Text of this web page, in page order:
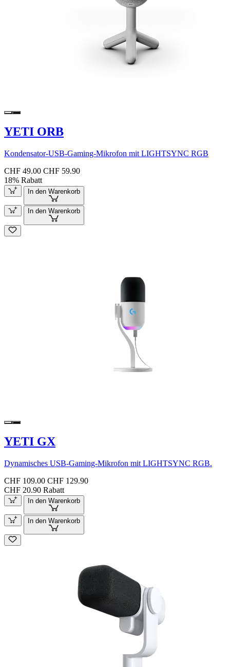
YETI ORB
Kondensator-USB-Gaming-Mikrofon mit LIGHTSYNC RGB
CHF 49.00 CHF 59.90
18% Rabatt
In den Warenkorb
In den Warenkorb
YETI GX
Dynamisches USB-Gaming-Mikrofon mit LIGHTSYNC RGB.
CHF 109.00 CHF 129.90
CHF 20.90 Rabatt
In den Warenkorb
In den Warenkorb